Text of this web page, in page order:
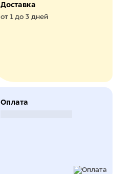
Доставка
от 1 до 3 дней
Оплата